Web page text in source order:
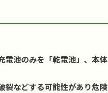
電池のみを「乾電池」、本体
裂などする可能性があり危険